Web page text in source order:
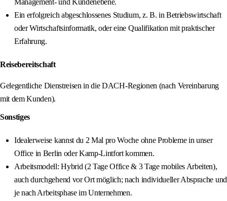
Management- und Kundenebene.
Ein erfolgreich abgeschlossenes Studium, z. B. in Betriebswirtschaft
oder Wirtschaftsinformatik, oder eine Qualifikation mit praktischer
Erfahrung.
Reisebereitschaft
Gelegentliche Dienstreisen in die DACH-Regionen (nach Vereinbarung
mit dem Kunden).
Sonstiges
Idealerweise kannst du 2 Mal pro Woche ohne Probleme in unser
Office in Berlin oder Kamp-Lintfort kommen.
Arbeitsmodell: Hybrid (2 Tage Office & 3 Tage mobiles Arbeiten),
auch durchgehend vor Ort möglich; nach individueller Absprache und
je nach Arbeitsphase im Unternehmen.